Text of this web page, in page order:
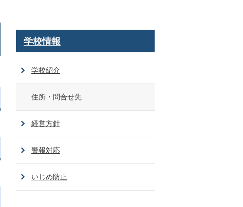
学校情報
学校紹介
住所・問合せ先
経営方針
警報対応
いじめ防止